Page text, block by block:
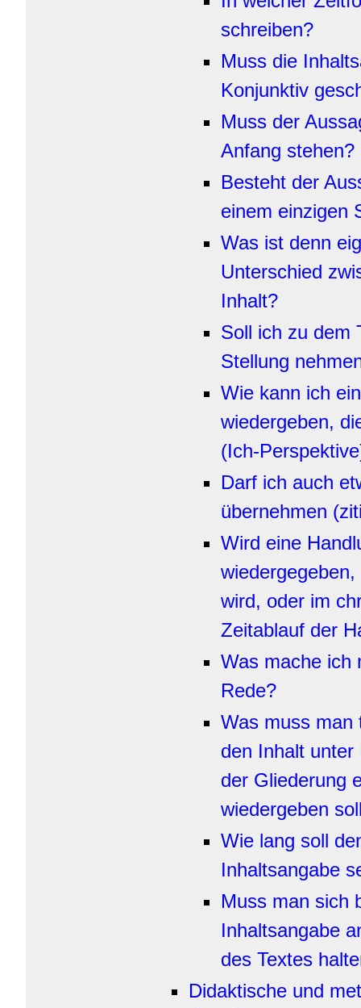
schreiben?
Muss die
Konjunktiv
Muss der
Anfang stehen?
Besteht der
einem einzigen
Was ist denn
Unterschied
Inhalt?
Soll ich zu dem
Stellung
Wie kann ich
wiedergeben,
(Ich-
Darf ich auch
übernehmen
Wird eine
wird, oder im
Zeitablauf der
Was mache ich
Rede?
Was muss man
den Inhalt unter
der Gliederung
wiedergeben
Wie lang soll
Inhaltsangabe
Muss man sich
Inhaltsangabe
des Textes
Didaktische und